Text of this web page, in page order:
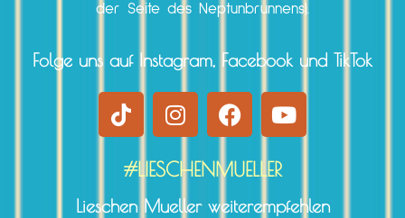
der Seite des Neptunbrunnens).
Folge uns auf Instagram, Facebook und TikTok
#LIESCHENMUELLER
Lieschen Mueller weiterempfehlen